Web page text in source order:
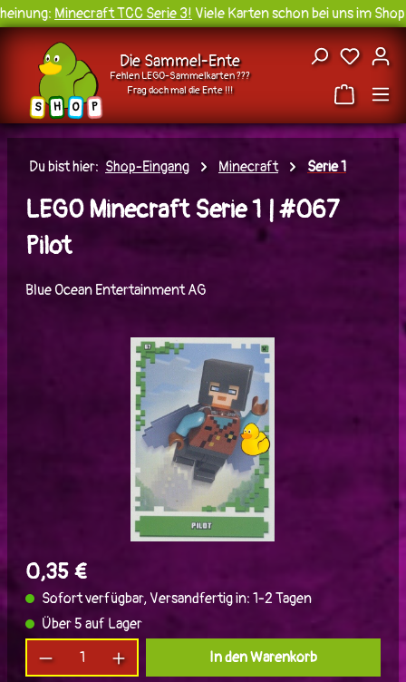
Zum Hauptinhalt springen
Minecraft TCC Serie 3!Viele Karten schon bei uns im Shop
S H O P
Die Sammel-Ente
Fehlen LEGO-Sammelkarten ???
Frag doch mal die Ente !!!
Du
Du bist hier: Shop-Eingang Minecraft Serie 1
LEGO Minecraft Serie 1 | #067
Pilot
Blue Ocean Entertainment AG
Bildergalerie überspringen
0,35 €
Sofort verfügbar, Versandfertig in: 1-2 Tagen
Über 5 auf Lager
Produkt Anzahl: Gib den gewünschten Wert
In den Warenkorb